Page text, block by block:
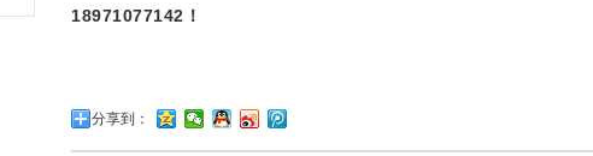
18971077142！
分享到：